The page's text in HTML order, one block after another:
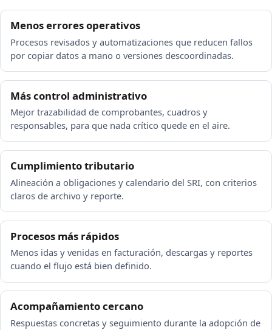
Menos errores operativos
Procesos revisados y automatizaciones que reducen fallos
por copiar datos a mano o versiones descoordinadas.
Más control administrativo
Mejor trazabilidad de comprobantes, cuadros y
responsables, para que nada crítico quede en el aire.
Cumplimiento tributario
Alineación a obligaciones y calendario del SRI, con criterios
claros de archivo y reporte.
Procesos más rápidos
Menos idas y venidas en facturación, descargas y reportes
cuando el flujo está bien definido.
Acompañamiento cercano
Respuestas concretas y seguimiento durante la adopción de